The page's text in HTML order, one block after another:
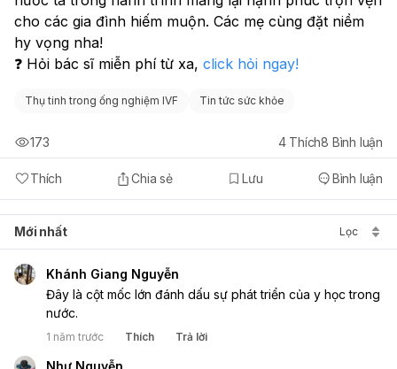
cho các gia đình hiếm muộn. Các mẹ cùng đặt niềm
hy vọng nha!
❓ Hỏi bác sĩ miễn phí từ xa, click hỏi ngay!
Thụ tinh trong ống nghiệm IVF Tin tức sức khỏe
Thích Chia sẻ Lưu Bình luận
173 4 Thích8 Bình luận
Mới nhất Lọc
Khánh Giang Nguyễn
Đây là cột mốc lớn đánh dấu sự phát triển của y học trong
nước.
1 năm trước Thích Trả lời
Như Nguyễn